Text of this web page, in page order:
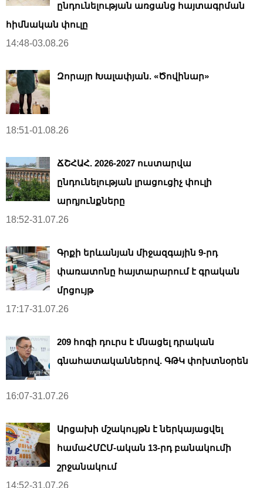
ընդունելության առցանց հայտագրման
հիմնական փուլը
14:48-03.08.26
Զորայր Խալափյան. «Ծովինար»
18:51-01.08.26
ՃՇՀԱՀ. 2026-2027 ուստարվա
ընդունելության լրացուցիչ փուլի
արդյունքները
18:52-31.07.26
Գրքի երևանյան միջազգային 9-րդ
փառատոնը հայտարարում է գրական
մրցույթ
17:17-31.07.26
209 հոգի դուրս է մնացել դրական
գնահատականներով. ԳԹԿ փոխտնօրեն
16:07-31.07.26
Արցախի մշակույթն է ներկայացվել
համաՀՄԸՄ-ական 13-րդ բանակումի
շրջանակում
14:52-31.07.26